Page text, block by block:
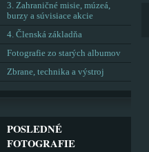
3. Zahraničné misie, múzeá,
burzy a súvisiace akcie
4. Členská základňa
Fotografie zo starých albumov
Zbrane, technika a výstroj
POSLEDNÉ
FOTOGRAFIE